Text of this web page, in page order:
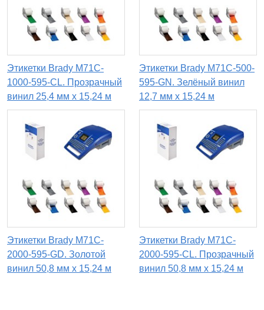
Этикетки Brady M71C-
1000-595-CL. Прозрачный
винил 25,4 мм x 15,24 м
Этикетки Brady M71C-500-
595-GN. Зелёный винил
12,7 мм x 15,24 м
Этикетки Brady M71C-
2000-595-GD. Золотой
винил 50,8 мм x 15,24 м
Этикетки Brady M71C-
2000-595-CL. Прозрачный
винил 50,8 мм x 15,24 м